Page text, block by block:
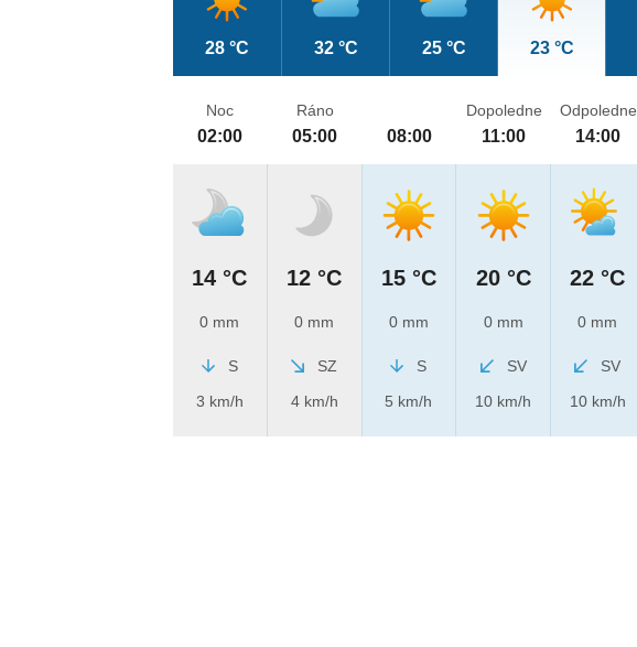
28 °C 32 °C 25 °C 23 °C
Noc
02:00
14 °C
0 mm
S
3 km/h
Ráno
05:00
12 °C
0 mm
SZ
4 km/h
08:00
15 °C
0 mm
S
5 km/h
Dopoledne
11:00
20 °C
0 mm
SV
10 km/h
Odpoledne
14:00
22 °C
0 mm
SV
10 km/h